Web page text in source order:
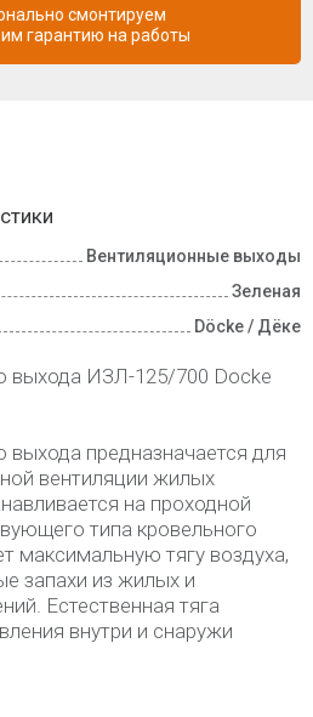
Вентиляционные выходы
Зеленая
Döcke / Дёке
выхода ИЗЛ-125/700 Docke
выхода предназначается для
вентиляции жилых
на проходной
типа кровельного
максимальную тягу воздуха,
запахи из жилых и
Естественная тяга
внутри и снаружи
смонтируем
гарантию на работы